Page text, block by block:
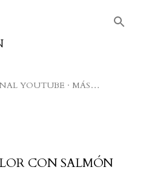
YOUTUBE MÁS…
CON SALMÓN